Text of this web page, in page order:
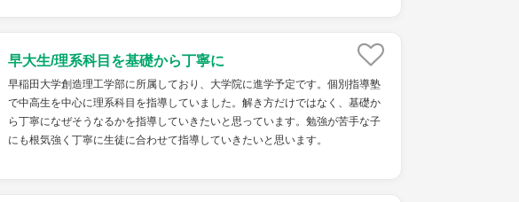
早大生/理系科目を基礎から丁寧に
早稲田大学創造理工学部に所属しており、大学院に進学予定です。個別指導塾
で中高生を中心に理系科目を指導していました。解き方だけではなく、基礎か
ら丁寧になぜそうなるかを指導していきたいと思っています。勉強が苦手な子
にも根気強く丁寧に生徒に合わせて指導していきたいと思います。